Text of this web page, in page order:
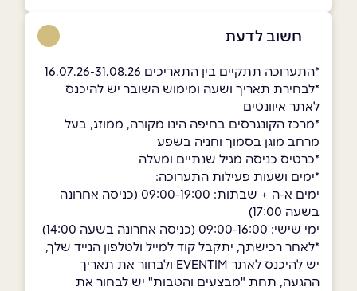
חשוב לדעת
*התערוכה תתקיים בין התאריכים 16.07.26-31.08.26
*לבחירת תאריך ושעה ומימוש השובר יש להיכנס
לאתר איוונטים
ָ*מרכז הקונגרסים בחיפה הינו מקורה, ממוזג, בעל
מרחב מוגן בסמוך וחניה בשפע
*כרטיס כניסה מגיל שנתיים ומעלה
*ימים ושעות פעילות התערוכה:
ימים א-ה + שבתות: 09:00-19:00 (כניסה אחרונה
בשעה 17:00)
ימי שישי: 09:00-16:00 (כניסה אחרונה בשעה 14:00)
*לאחר רכישתך, יתקבל קוד למייל ולטלפון הנייד שלך,
יש להיכנס לאתר EVENTIM ולבחור את תאריך
ההגעה, תחת "מבצעים והטבות" יש לבחור את